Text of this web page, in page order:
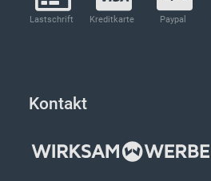
Lastschrift Kreditkarte Paypal
Kontakt